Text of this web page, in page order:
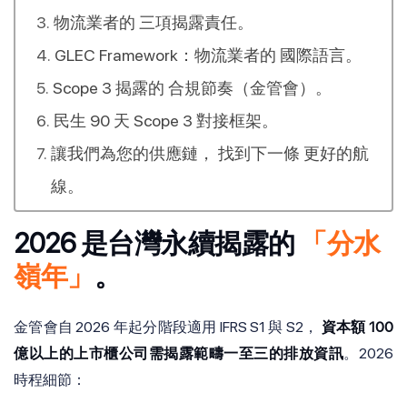
物流業者的 三項揭露責任。
GLEC Framework：物流業者的 國際語言。
Scope 3 揭露的 合規節奏（金管會）。
民生 90 天 Scope 3 對接框架。
讓我們為您的供應鏈， 找到下一條 更好的航
線。
2026 是台灣永續揭露的
「分水
嶺年」 。
金管會自 2026 年起分階段適用 IFRS S1 與 S2， 資本額 100
億以上的上市櫃公司需揭露範疇一至三的排放資訊。2026
時程細節：